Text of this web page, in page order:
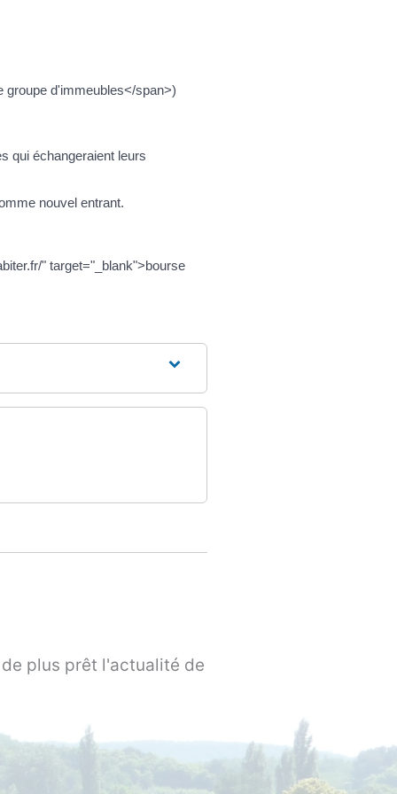
groupe d'immeubles</span>)
qui échangeraient leurs
nouvel entrant.
" target="_blank">bourse
plus prêt l'actualité de